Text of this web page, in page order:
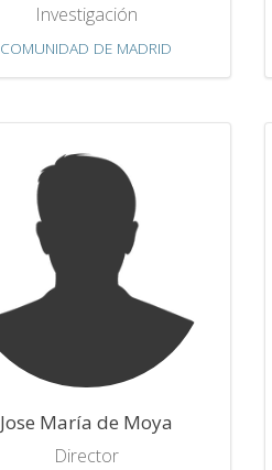
Investigación
COMUNIDAD DE MADRID
Jose María de Moya
Director